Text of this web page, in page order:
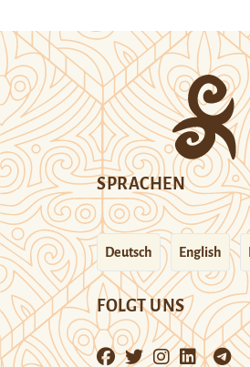
SPRACHEN
Deutsch English
FOLGT UNS